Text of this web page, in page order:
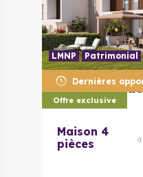
Dernières
Offre exclusive
LMNP Patrimonial
83600 Fréjus
Oasia
Maison 4
pièces
à